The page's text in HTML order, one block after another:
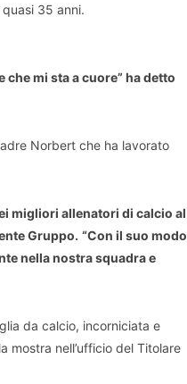
35 anni.
mi sta a cuore” ha detto
Norbert che ha lavorato
migliori allenatori di calcio al
Gruppo. “Con il suo modo
nella nostra squadra e
da calcio, incorniciata e
mostra nell’ufficio del Titolare